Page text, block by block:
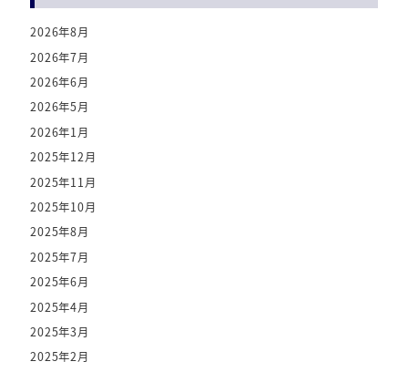
2026年8月
2026年7月
2026年6月
2026年5月
2026年1月
2025年12月
2025年11月
2025年10月
2025年8月
2025年7月
2025年6月
2025年4月
2025年3月
2025年2月